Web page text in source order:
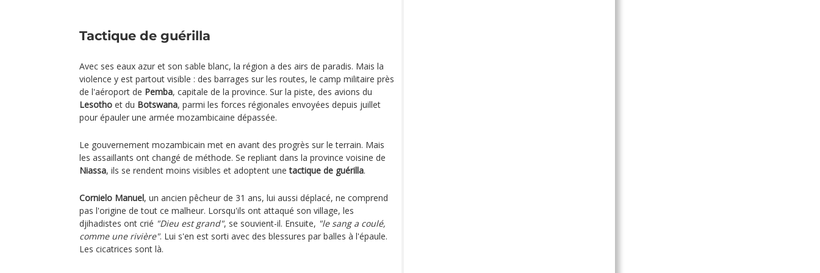
Tactique de guérilla
Avec ses eaux azur et son sable blanc, la région a des airs de paradis. Mais la
violence y est partout visible : des barrages sur les routes, le camp militaire près
de l'aéroport de Pemba, capitale de la province. Sur la piste, des avions du
Lesotho et du Botswana, parmi les forces régionales envoyées depuis juillet
pour épauler une armée mozambicaine dépassée.
Le gouvernement mozambicain met en avant des progrès sur le terrain. Mais
les assaillants ont changé de méthode. Se repliant dans la province voisine de
Niassa, ils se rendent moins visibles et adoptent unetactique de guérilla.
Cornielo Manuel, un ancien pêcheur de 31 ans, lui aussi déplacé, ne comprend
pas l'origine de tout ce malheur. Lorsqu'ils ont attaqué son village, les
djihadistes ont crié "Dieu est grand", se souvient-il. Ensuite, "le sang a coulé,
comme une rivière". Lui s'en est sorti avec des blessures par balles à l'épaule.
Les cicatrices sont là.